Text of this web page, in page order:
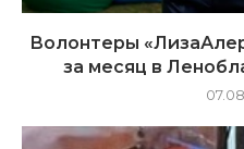
Волонтеры
за месяц в